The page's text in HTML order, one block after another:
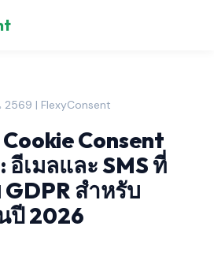
2569 | FlexyConsent
Consent
อีเมลและ SMS ที่
สำหรับ
ปี 2026